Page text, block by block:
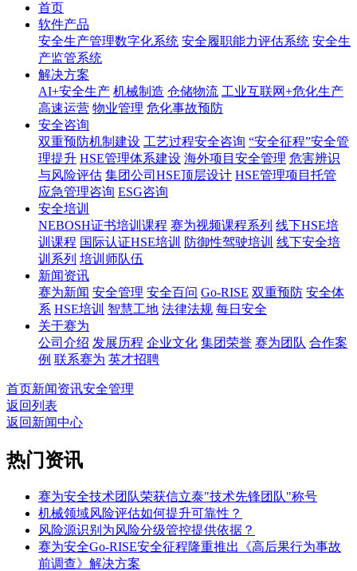
首页
软件产品
安全生产管理数字化系统 安全履职能力评估系统 安全生
产监管系统
解决方案
AI+安全生产 机械制造 仓储物流 工业互联网+危化生产
高速运营 物业管理 危化事故预防
安全咨询
双重预防机制建设 工艺过程安全咨询 “安全征程”安全管
理提升 HSE管理体系建设 海外项目安全管理 危害辨识
与风险评估 集团公司HSE顶层设计 HSE管理项目托管
应急管理咨询 ESG咨询
安全培训
NEBOSH证书培训课程 赛为视频课程系列 线下HSE培
训课程 国际认证HSE培训 防御性驾驶培训 线下安全培
训系列 培训师队伍
新闻资讯
赛为新闻 安全管理 安全百问 Go-RISE 双重预防 安全体
系 HSE培训 智慧工地 法律法规 每日安全
关于赛为
公司介绍 发展历程 企业文化 集团荣誉 赛为团队 合作案
例 联系赛为 英才招聘
首页新闻资讯安全管理
返回列表
返回新闻中心
热门资讯
赛为安全技术团队荣获信立泰"技术先锋团队"称号
机械领域风险评估如何提升可靠性？
风险源识别为风险分级管控提供依据？
赛为安全Go-RISE安全征程隆重推出《高后果行为事故
前调查》解决方案